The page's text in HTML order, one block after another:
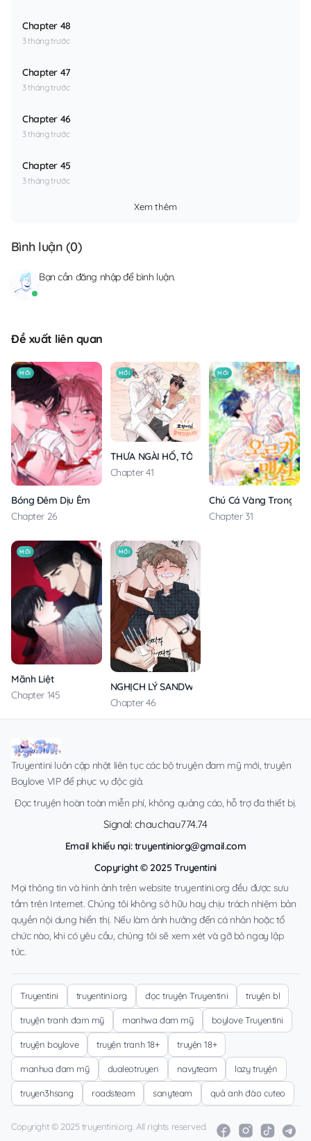
Chapter 48
3 tháng trước
Chapter 47
3 tháng trước
Chapter 46
3 tháng trước
Chapter 45
3 tháng trước
Xem thêm
Bình luận (0)
Bạn cần đăng nhậpđể bình luận.
Đề xuất liên quan
MỚI
Bóng Đêm Dịu Êm
Chapter 26
MỚI
THƯA NGÀI HỔ, TÔI ĐÃ ĂN RẤT NGON MIỆNG
Chapter 41
MỚI
Chú Cá Vàng Trong
Chapter 31
MỚI
Mãnh Liệt
Chapter 145
MỚI
NGHỊCH LÝ SANDWICH
Chapter 46
Truyentini luôn cập nhật liên tục các bộ truyện đam mỹ mới, truyện
Boylove VIP để phục vụ độc giả.
Đọc truyện hoàn toàn miễn phí, không quảng cáo, hỗ trợ đa thiết bị.
Signal: chauchau774.74
Email khiếu nại:truyentiniorg@gmail.com
Copyright © 2025 Truyentini
Mọi thông tin và hình ảnh trên website truyentini.org đều được sưu
tầm trên Internet. Chúng tôi không sở hữu hay chịu trách nhiệm bản
quyền nội dung hiển thị. Nếu làm ảnh hưởng đến cá nhân hoặc tổ
chức nào, khi có yêu cầu, chúng tôi sẽ xem xét và gỡ bỏ ngay lập
tức.
Truyentini truyentini.org đọc truyện Truyentini truyện bl
truyện tranh đam mỹ manhwa đam mỹ boylove Truyentini
truyện boylove truyện tranh 18+ truyện 18+
manhua đam mỹ dualeotruyen navyteam lazy truyện
truyen3hsang roadsteam sanyteam quả anh đào cuteo
Copyright © 2025 truyentini.org. All rights reserved.